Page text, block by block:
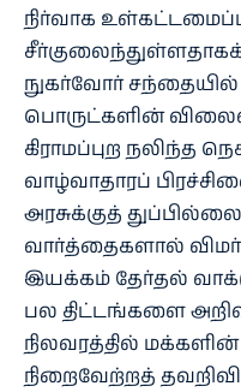
நிர்வாக
சீர்குலைந்துள்ளதாகக்
நுகர்வோர் சந்தையில்
பொருட்களின்
கிராமப்புற நலிந்த
வாழ்வாதாரப்
அரசுக்குத்
வார்த்தைகளால்
இயக்கம் தேர்தல்
பல திட்டங்களை
நிலவரத்தில்
நிறைவேற்றத்